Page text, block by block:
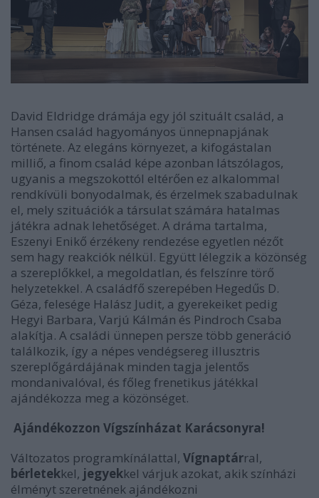
David Eldridge drámája egy jól szituált család, a
Hansen család hagyományos ünnepnapjának
története. Az elegáns környezet, a kifogástalan
milliő, a finom család képe azonban látszólagos,
ugyanis a megszokottól eltérően ez alkalommal
rendkívüli bonyodalmak, és érzelmek szabadulnak
el, mely szituációk a társulat számára hatalmas
játékra adnak lehetőséget. A dráma tartalma,
Eszenyi Enikő érzékeny rendezése egyetlen nézőt
sem hagy reakciók nélkül. Együtt lélegzik a közönség
a szereplőkkel, a megoldatlan, és felszínre törő
helyzetekkel. A családfő szerepében Hegedűs D.
Géza, felesége Halász Judit, a gyerekeiket pedig
Hegyi Barbara, Varjú Kálmán és Pindroch Csaba
alakítja. A családi ünnepen persze több generáció
találkozik, így a népes vendégsereg illusztris
szereplőgárdájának minden tagja jelentős
mondanivalóval, és főleg frenetikus játékkal
ajándékozza meg a közönséget.
Ajándékozzon Vígszínházat Karácsonyra!
Változatos programkínálattal, Vígnaptárral,
bérletekkel, jegyekkel várjuk azokat, akik színházi
élményt szeretnének ajándékozni